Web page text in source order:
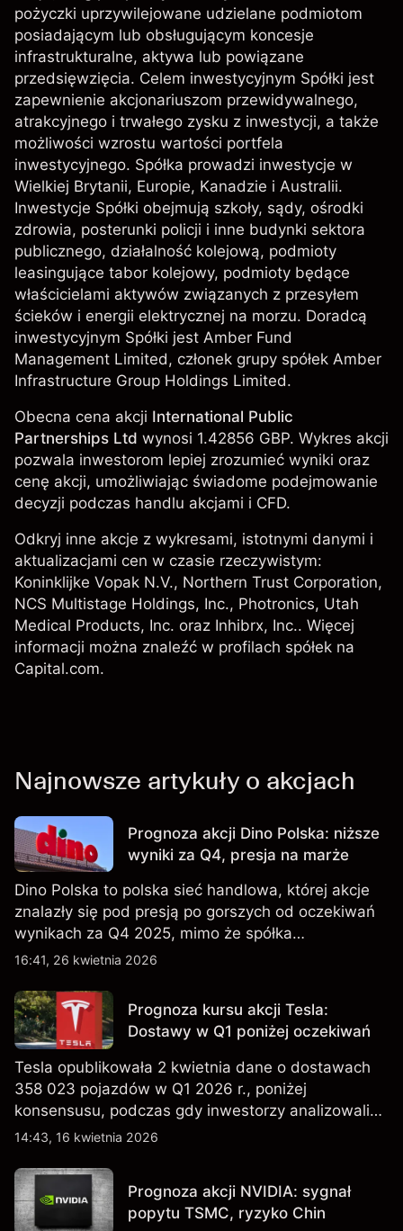
pożyczki uprzywilejowane udzielane podmiotom
posiadającym lub obsługującym koncesje
infrastrukturalne, aktywa lub powiązane
przedsięwzięcia. Celem inwestycyjnym Spółki jest
zapewnienie akcjonariuszom przewidywalnego,
atrakcyjnego i trwałego zysku z inwestycji, a także
możliwości wzrostu wartości portfela
inwestycyjnego. Spółka prowadzi inwestycje w
Wielkiej Brytanii, Europie, Kanadzie i Australii.
Inwestycje Spółki obejmują szkoły, sądy, ośrodki
zdrowia, posterunki policji i inne budynki sektora
publicznego, działalność kolejową, podmioty
leasingujące tabor kolejowy, podmioty będące
właścicielami aktywów związanych z przesyłem
ścieków i energii elektrycznej na morzu. Doradcą
inwestycyjnym Spółki jest Amber Fund
Management Limited, członek grupy spółek Amber
Infrastructure Group Holdings Limited.
Obecna cena akcji International Public
Partnerships Ltd wynosi 1.42856 GBP. Wykres akcji
pozwala inwestorom lepiej zrozumieć wyniki oraz
cenę akcji, umożliwiając świadome podejmowanie
decyzji podczas handlu akcjami i CFD.
Odkryj inne akcje z wykresami, istotnymi danymi i
aktualizacjami cen w czasie rzeczywistym:
Koninklijke Vopak N.V., Northern Trust Corporation,
NCS Multistage Holdings, Inc., Photronics, Utah
Medical Products, Inc. oraz Inhibrx, Inc.. Więcej
informacji można znaleźć w profilach spółek na
Capital.com.
Najnowsze artykuły o akcjach
Prognoza akcji Dino Polska: niższe
wyniki za Q4, presja na marże
Dino Polska to polska sieć handlowa, której akcje
znalazły się pod presją po gorszych od oczekiwań
wynikach za Q4 2025, mimo że spółka
kontynuowała rozwój sieci sklepów w Q1 2026.
wiarygodnym wskaźnikiem przyszłych rezultatów.
16:41, 26 kwietnia 2026
Prognoza kursu akcji Tesla:
Dostawy w Q1 poniżej oczekiwań
Tesla opublikowała 2 kwietnia dane o dostawach
358 023 pojazdów w Q1 2026 r., poniżej
konsensusu, podczas gdy inwestorzy analizowali
również wzrost zapasów i plany dotyczące
osiągnięte w przeszłości nie są wiarygodnym
wskaźnikiem przyszłych rezultatów.
14:43, 16 kwietnia 2026
Prognoza akcji NVIDIA: sygnał
popytu TSMC, ryzyko Chin